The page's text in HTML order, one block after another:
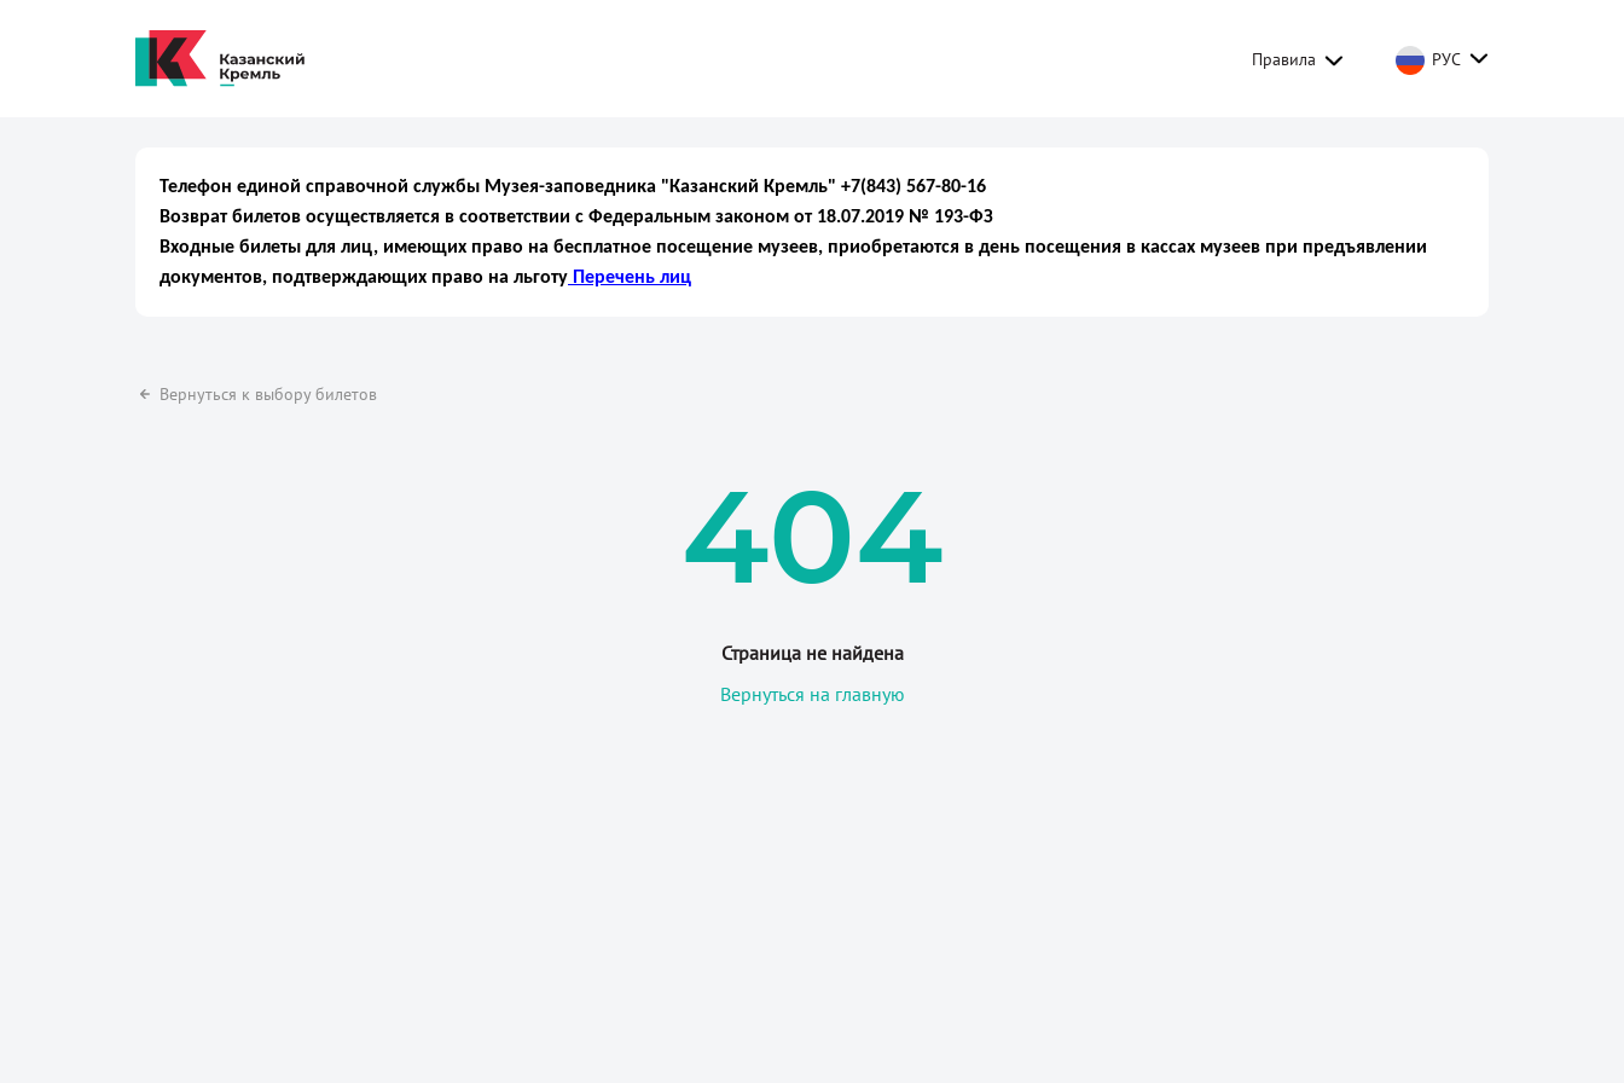
Правила РУС
Телефон единой справочной службы Музея-заповедника "Казанский Кремль" +7(843) 567-80-16
Возврат билетов осуществляется в соответствии с Федеральным законом от 18.07.2019 № 193-ФЗ
Входные билеты для лиц, имеющих право на бесплатное посещение музеев, приобретаются в день посещения в кассах музеев при предъявлении
документов, подтверждающих право на льготу Перечень лиц
Вернуться к выбору билетов
404
Страница не найдена
Вернуться на главную